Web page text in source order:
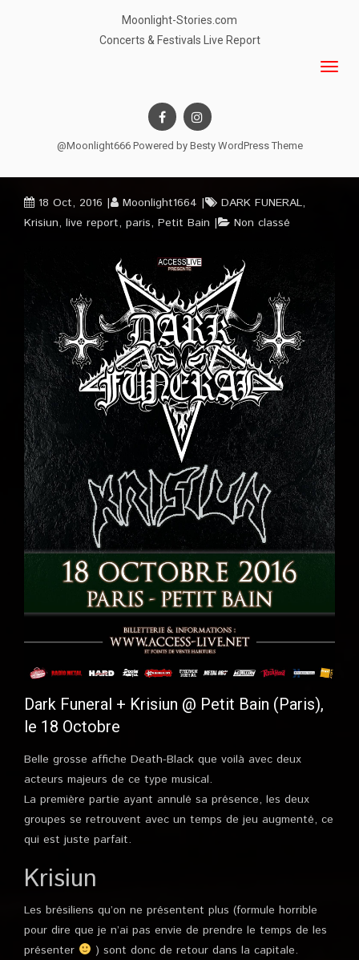
Moonlight-Stories.com
Concerts & Festivals Live Report
@Moonlight666 Powered by Besty WordPress Theme
18 Oct, 2016 Moonlight1664 DARK FUNERAL,
Krisiun, live report, paris, Petit Bain Non classé
Dark Funeral + Krisiun @ Petit Bain (Paris),
le 18 Octobre
Belle grosse affiche Death-Black que voilà avec deux
acteurs majeurs de ce type musical.
La première partie ayant annulé sa présence, les deux
groupes se retrouvent avec un temps de jeu augmenté, ce
qui est juste parfait.
Krisiun
Les brésiliens qu’on ne présentent plus (formule horrible
pour dire que je n’ai pas envie de prendre le temps de les
présenter
) sont donc de retour dans la capitale.